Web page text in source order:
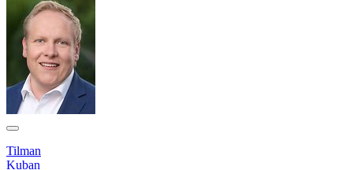
Tilman
Kuban